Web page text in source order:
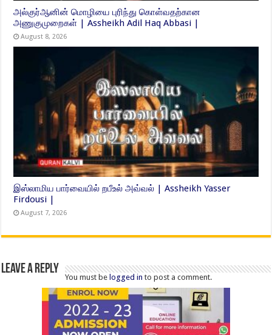
அல்குர்ஆனின் மொழியை புரிந்து கொள்வதற்கான
அணுகுமுறைகள் | Assheikh Adil Haq Abbasi |
August 8, 2026
இஸ்லாமிய பார்வையில் றபீஉல் அவ்வல் | Assheikh Yasser
Firdousi |
August 7, 2026
Leave a Reply
You must belogged in to post a comment.